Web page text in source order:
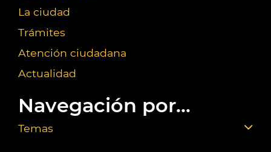
La ciudad
Trámites
Atención ciudadana
Actualidad
Navegación por...
Temas